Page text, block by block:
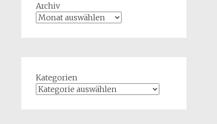
Archiv
Kategorien